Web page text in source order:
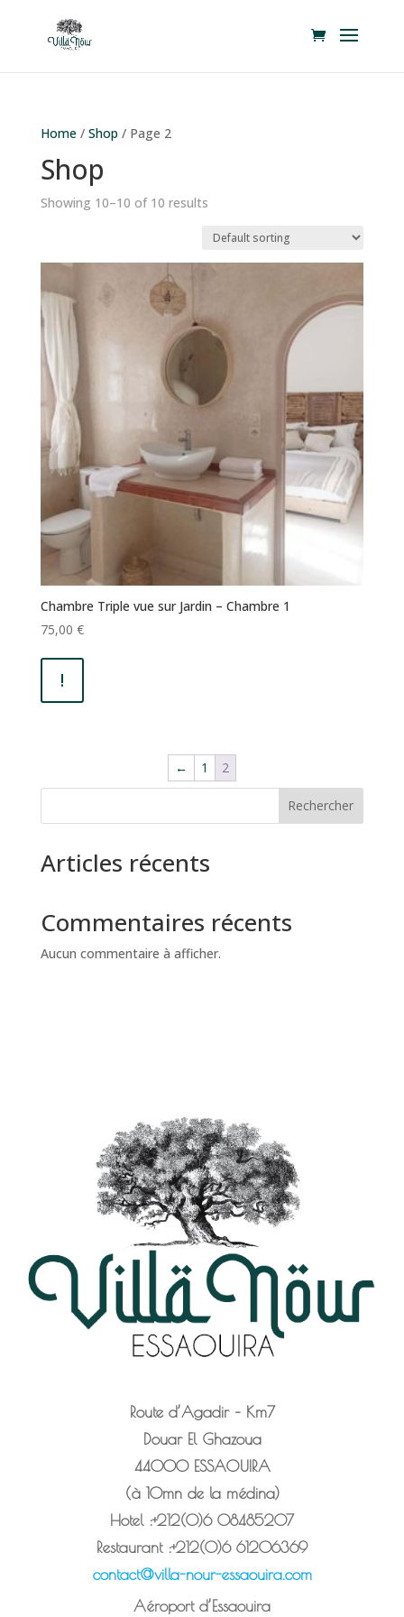
Home/ Shop / Page 2
Shop
Showing 10–10 of 10 results
Chambre Triple vue sur Jardin – Chambre 1
75,00 €
!
← 1 2
Rechercher
Articles récents
Commentaires récents
Aucun commentaire à afficher.
Route d’Agadir – Km7
Douar El Ghazoua
44000 ESSAOUIRA
(à 10mn de la médina)
Hotel :+212(0)6 08485207
Restaurant :+212(0)6 61206369
contact@villa-nour-essaouira.com
Aéroport d’Essaouira